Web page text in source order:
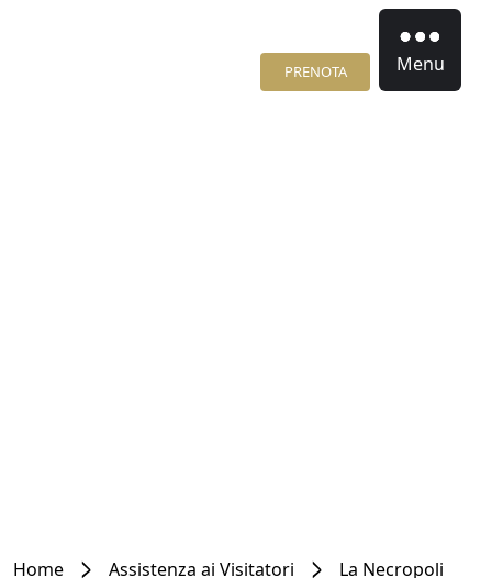
PRENOTA Menu
Home Assistenza ai Visitatori
La Necropoli